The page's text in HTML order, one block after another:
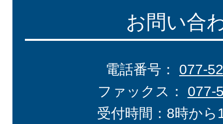
お問い合
電話番号： 077-
ファックス： 077-
受付時間：8時から